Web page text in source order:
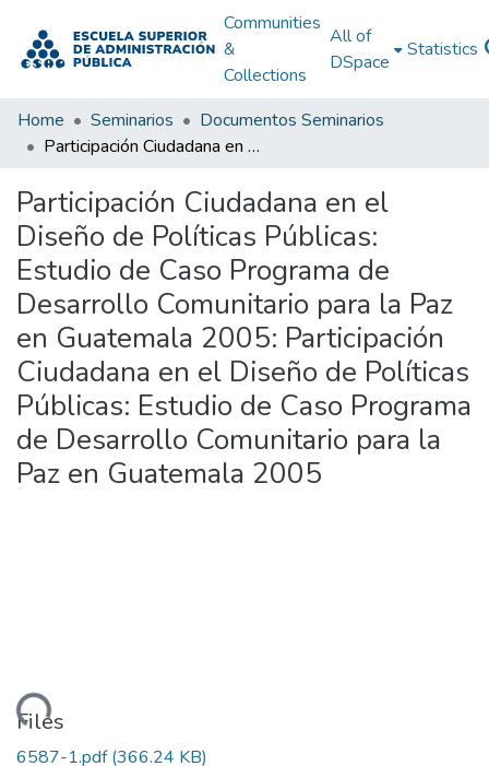
Communities
&
Collections
All of
DSpace
Statistics
Home Seminarios
Documentos Seminarios
Participación Ciudadana en el Diseño de Políticas Públicas: Estudio de Caso Programa de Desarrollo Comunitario para la Paz en Guatemala 2005: Participación Ciudadana en el Diseño de Políticas Públicas: Estudio de Caso Programa de Desarrollo Comunitario para la Paz en Guatemala 2005
Participación Ciudadana en el
Diseño de Políticas Públicas:
Estudio de Caso Programa de
Desarrollo Comunitario para la Paz
en Guatemala 2005: Participación
Ciudadana en el Diseño de Políticas
Públicas: Estudio de Caso Programa
de Desarrollo Comunitario para la
Paz en Guatemala 2005
Files
6587-1.pdf(366.24 KB)